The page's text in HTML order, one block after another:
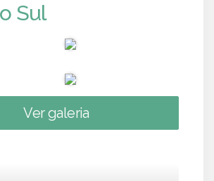
Sul
Ver galeria